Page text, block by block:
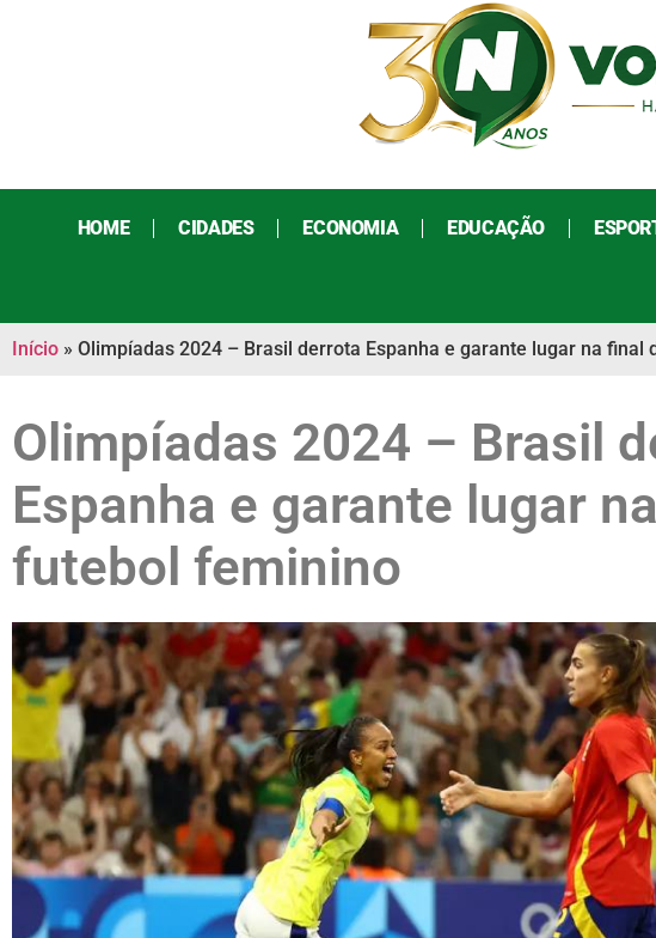
HOME CIDADES ECONOMIA EDUCAÇÃO
Início » Olimpíadas 2024 – Brasil derrota Espanha e garante lugar na final
Olimpíadas 2024 – Brasil
Espanha e garante lugar
futebol feminino